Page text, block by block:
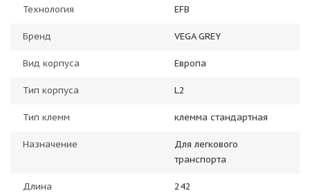
Технология EFB
Бренд VEGA GREY
Вид корпуса Европа
Тип корпуса L2
Тип клемм клемма стандартная
Назначение
Для легкового
транспорта
Длина 242